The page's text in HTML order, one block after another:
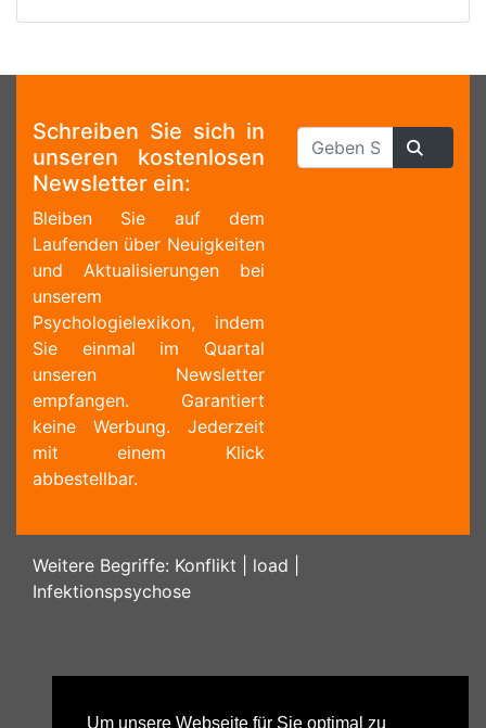
Um unsere Webseite für Sie optimal zu
Schreiben Sie sich in
unseren kostenlosen
Newsletter ein:
Bleiben Sie auf dem
Laufenden über Neuigkeiten
und Aktualisierungen bei
unserem
Psychologielexikon, indem
Sie einmal im Quartal
unseren Newsletter
empfangen. Garantiert
keine Werbung. Jederzeit
mit einem Klick
abbestellbar.
Weitere Begriffe: Konflikt load
Infektionspsychose